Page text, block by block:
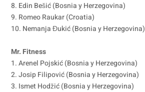
8. Edin Bešić (Bosnia y Herzegovina)
9. Romeo Raukar (Croatia)
10. Nemanja Đukić (Bosnia y Herzegovina)
Mr. Fitness
1. Arenel Pojskić (Bosnia y Herzegovina)
2. Josip Filipović (Bosnia y Herzegovina)
3. Ismet Hodžić (Bosnia y Herzegovina)